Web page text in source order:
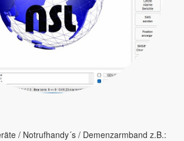
/ Notrufhandy´s / Demenzarmband z.B.: